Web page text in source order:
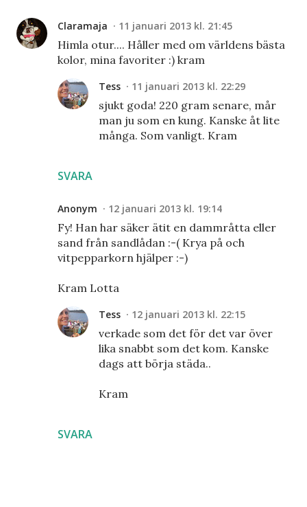
Claramaja 11 januari 2013 kl. 21:45
Himla otur.... Håller med om världens bästa
kolor, mina favoriter :) kram
SVARA
Tess 11 januari 2013 kl. 22:29
sjukt goda! 220 gram senare, mår
man ju som en kung. Kanske åt lite
många. Som vanligt. Kram
Anonym 12 januari 2013 kl. 19:14
Fy! Han har säker ätit en dammråtta eller
sand från sandlådan :-( Krya på och
vitpepparkorn hjälper :-)
Kram Lotta
SVARA
Tess 12 januari 2013 kl. 22:15
verkade som det för det var över
lika snabbt som det kom. Kanske
dags att börja städa..
Kram